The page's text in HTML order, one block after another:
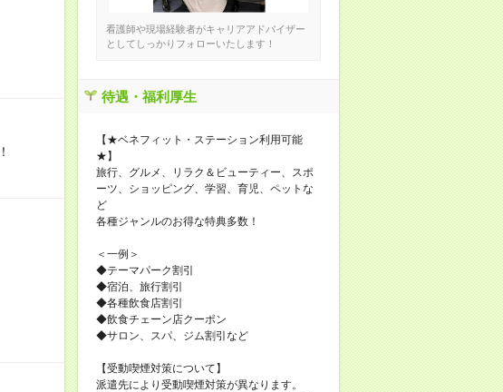
看護師や現場経験者がキャリアアドバイザー
としてしっかりフォローいたします！
待遇・福利厚生
【★ベネフィット・ステーション利用可能
★】
旅行、グルメ、リラク＆ビューティー、スポ
ーツ、ショッピング、学習、育児、ペットな
ど
各種ジャンルのお得な特典多数！
＜一例＞
◆テーマパーク割引
◆宿泊、旅行割引
◆各種飲食店割引
◆飲食チェーン店クーポン
◆サロン、スパ、ジム割引など
【受動喫煙対策について】
派遣先により受動喫煙対策が異なります。